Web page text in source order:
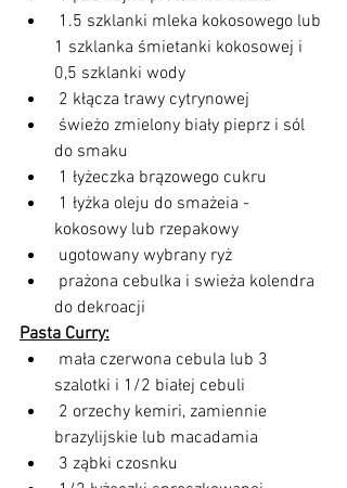
1 szklanka śmietanki kokosowej i
0,5 szklanki wody
2 kłącza trawy cytrynowej
do smaku
1 łyżeczka brązowego cukru
kokosowy lub rzepakowy
ugotowany wybrany ryż
do dekroacji
Pasta Curry:
szalotki i 1/2 białej cebuli
brazylijskie lub macadamia
3 ząbki czosnku